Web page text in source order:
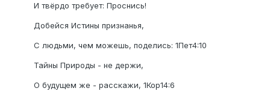
И твёрдо требует: Проснись!
Добейся Истины признанья,
С людьми, чем можешь, поделись: 1Пет4:10
Тайны Природы - не держи,
О будущем же - расскажи, 1Кор14:6